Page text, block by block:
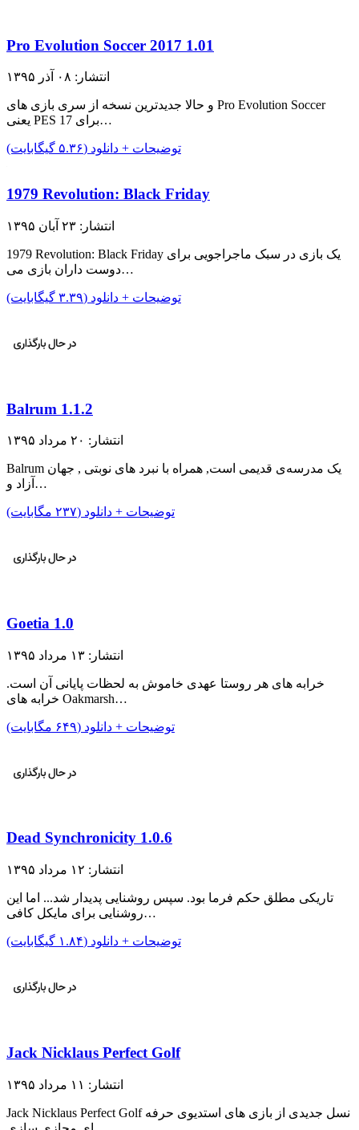
Pro Evolution Soccer 2017 1.01
انتشار: ۰۸ آذر ۱۳۹۵
و حالا جدیدترین نسخه از سری بازی های Pro Evolution Soccer
یعنی PES 17 برای…
توضیحات + دانلود (۵.۳۶ گیگابایت)
1979 Revolution: Black Friday
انتشار: ۲۳ آبان ۱۳۹۵
1979 Revolution: Black Friday یک بازی در سبک ماجراجویی برای
دوست داران بازی می…
توضیحات + دانلود (۳.۳۹ گیگابایت)
Balrum 1.1.2
انتشار: ۲۰ مرداد ۱۳۹۵
Balrum یک مدرسه‌ی قدیمی است, همراه با نبرد های نوبتی , جهان
آزاد و…
توضیحات + دانلود (۲۳۷ مگابایت)
Goetia 1.0
انتشار: ۱۳ مرداد ۱۳۹۵
خرابه های هر روستا عهدی خاموش به لحظات پایانی آن است.
خرابه های Oakmarsh…
توضیحات + دانلود (۶۴۹ مگابایت)
Dead Synchronicity 1.0.6
انتشار: ۱۲ مرداد ۱۳۹۵
تاریکی مطلق حکم فرما بود. سپس روشنایی پدیدار شد... اما این
روشنایی برای مایکل کافی…
توضیحات + دانلود (۱.۸۴ گیگابایت)
Jack Nicklaus Perfect Golf
انتشار: ۱۱ مرداد ۱۳۹۵
Jack Nicklaus Perfect Golf نسل جدیدی از بازی های استدیوی حرفه